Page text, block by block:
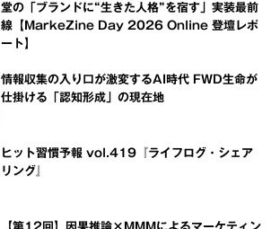
堂の「ブランドに“生きた人格”を宿す」実装最前
線【MarkeZine Day 2026 Online 登壇レポ
ート】
情報収集の入り口が激変するAI時代 FWD生命が
仕掛ける「認知形成」の現在地
ヒット習慣予報 vol.419『ライフログ・シェア
リング』
【第12回】因果推論×MMMによるマーケティン